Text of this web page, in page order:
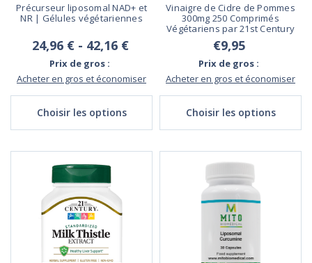
Précurseur liposomal NAD+ et
NR | Gélules végétariennes
24,96 € - 42,16 €
Prix de gros :
Acheter en gros et économiser
Choisir les options
Vinaigre de Cidre de Pommes
300mg 250 Comprimés
Végétariens par 21st Century
€9,95
Prix de gros :
Acheter en gros et économiser
Choisir les options